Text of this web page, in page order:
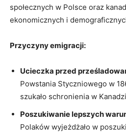
społecznych w Polsce oraz
ekonomicznych i
Przyczyny emigracji:
Ucieczka przed
Powstania Styczniowego w
szukało schronienia w
Poszukiwanie lepszych
Polaków wyjeżdżało w